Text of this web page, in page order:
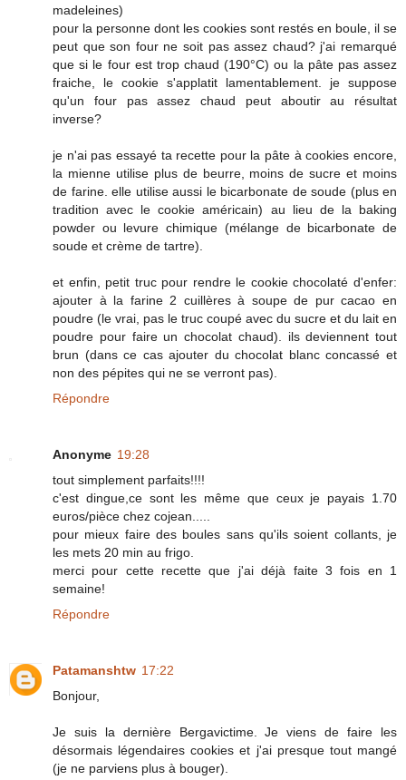
madeleines)
pour la personne dont les cookies sont restés en boule, il se
peut que son four ne soit pas assez chaud? j'ai remarqué
que si le four est trop chaud (190°C) ou la pâte pas assez
fraiche, le cookie s'applatit lamentablement. je suppose
qu'un four pas assez chaud peut aboutir au résultat
inverse?
je n'ai pas essayé ta recette pour la pâte à cookies encore,
la mienne utilise plus de beurre, moins de sucre et moins
de farine. elle utilise aussi le bicarbonate de soude (plus en
tradition avec le cookie américain) au lieu de la baking
powder ou levure chimique (mélange de bicarbonate de
soude et crème de tartre).
et enfin, petit truc pour rendre le cookie chocolaté d'enfer:
ajouter à la farine 2 cuillères à soupe de pur cacao en
poudre (le vrai, pas le truc coupé avec du sucre et du lait en
poudre pour faire un chocolat chaud). ils deviennent tout
brun (dans ce cas ajouter du chocolat blanc concassé et
non des pépites qui ne se verront pas).
Répondre
Anonyme 19:28
tout simplement parfaits!!!!
c'est dingue,ce sont les même que ceux je payais 1.70
euros/pièce chez cojean.....
pour mieux faire des boules sans qu'ils soient collants, je
les mets 20 min au frigo.
merci pour cette recette que j'ai déjà faite 3 fois en 1
semaine!
Répondre
Patamanshtw 17:22
Bonjour,
Je suis la dernière Bergavictime. Je viens de faire les
désormais légendaires cookies et j'ai presque tout mangé
(je ne parviens plus à bouger).